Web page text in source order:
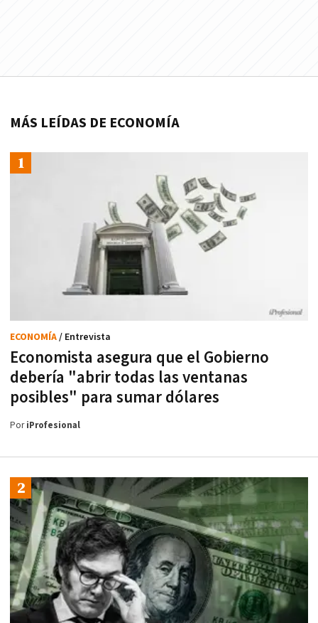
MÁS LEÍDAS DE ECONOMÍA
Economista asegura que el Gobierno
debería "abrir todas las ventanas
posibles" para sumar dólares
ECONOMÍA/ Entrevista
PoriProfesional